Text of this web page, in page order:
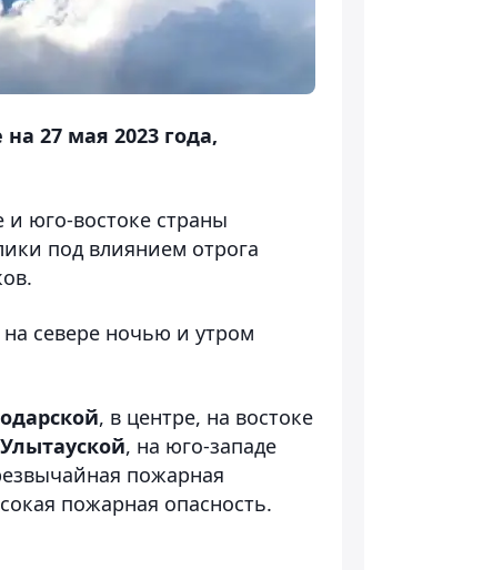
27 мая 2023 года,
юго-востоке страны
под влиянием отрога
на севере ночью и утром
, в центре, на востоке
Улытауской, на юго-западе
пожарная
пожарная опасность.